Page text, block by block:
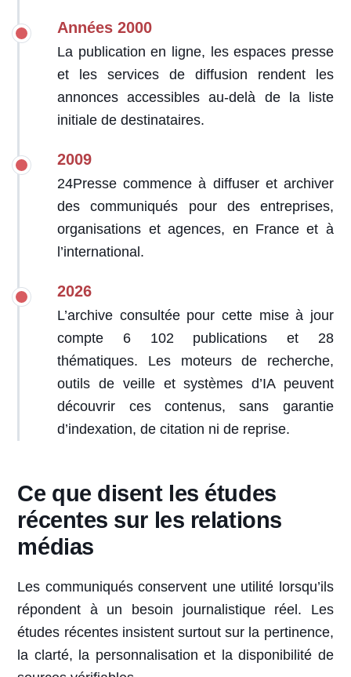
Années 2000
La publication en ligne, les espaces presse
et les services de diffusion rendent les
annonces accessibles au-delà de la liste
initiale de destinataires.
2009
24Presse commence à diffuser et archiver
des communiqués pour des entreprises,
organisations et agences, en France et à
l’international.
2026
L’archive consultée pour cette mise à jour
compte 6 102 publications et 28
thématiques. Les moteurs de recherche,
outils de veille et systèmes d’IA peuvent
découvrir ces contenus, sans garantie
d’indexation, de citation ni de reprise.
Ce que disent les études
récentes sur les relations
médias
Les communiqués conservent une utilité lorsqu’ils
répondent à un besoin journalistique réel. Les
études récentes insistent surtout sur la pertinence,
la clarté, la personnalisation et la disponibilité de